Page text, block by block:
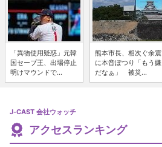
「異物使用疑惑」元韓
国セーブ王、出場停止
明けマウンドで...
熊本市長、相次ぐ余震
に本音ぽつり「もう嫌
だなぁ」 被災...
J-CAST 会社ウォッチ
アクセスランキング